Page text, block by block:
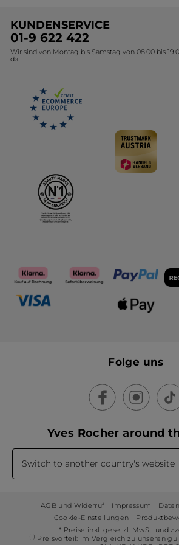
Geschenkideen Yves Rocher
Kollektion Monoi Yves Rocher
Umweltstiftung YR
Affiliate Programm
KUNDENSERVICE
01-9 622 422
Wir sind von Montag bis Samstag von 08.00 bis
da!
Folge uns
Yves Rocher around
Switch to another country's website
AGB und Widerruf Impressum
Cookie-Einstellungen
* Preise inkl. gesetzl. MwSt. und
(1) Preisvorteil: Im Vergleich zu unseren